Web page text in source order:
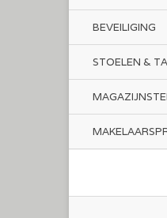
BEVEILIGING
STOELEN &